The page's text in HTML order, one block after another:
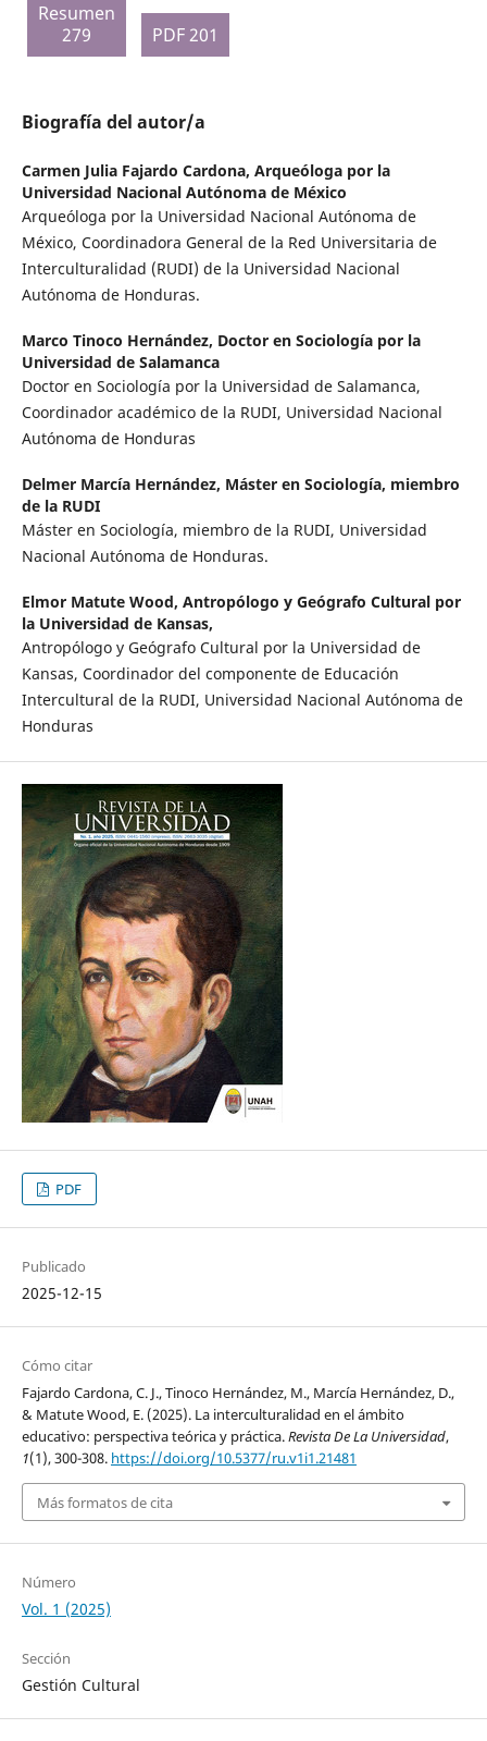
Resumen
279
PDF 201
Biografía del autor/a
Carmen Julia Fajardo Cardona, Arqueóloga por la
Universidad Nacional Autónoma de México
Arqueóloga por la Universidad Nacional Autónoma de
México, Coordinadora General de la Red Universitaria de
Interculturalidad (RUDI) de la Universidad Nacional
Autónoma de Honduras.
Marco Tinoco Hernández, Doctor en Sociología por la
Universidad de Salamanca
Doctor en Sociología por la Universidad de Salamanca,
Coordinador académico de la RUDI, Universidad Nacional
Autónoma de Honduras
Delmer Marcía Hernández, Máster en Sociología, miembro
de la RUDI
Máster en Sociología, miembro de la RUDI, Universidad
Nacional Autónoma de Honduras.
Elmor Matute Wood, Antropólogo y Geógrafo Cultural por
la Universidad de Kansas,
Antropólogo y Geógrafo Cultural por la Universidad de
Kansas, Coordinador del componente de Educación
Intercultural de la RUDI, Universidad Nacional Autónoma de
Honduras
PDF
Publicado
2025-12-15
Cómo citar
Fajardo Cardona, C. J., Tinoco Hernández, M., Marcía Hernández, D.,
& Matute Wood, E. (2025). La interculturalidad en el ámbito
educativo: perspectiva teórica y práctica.Revista De La Universidad,
1(1), 300-308. https://doi.org/10.5377/ru.v1i1.21481
Más formatos de cita
Número
Vol. 1 (2025)
Sección
Gestión Cultural